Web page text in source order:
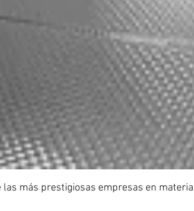
más prestigiosas empresas en